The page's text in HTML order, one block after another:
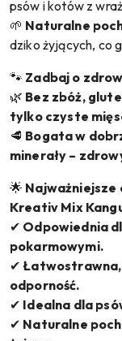
psów i kotów z
🌱 Naturalne
dziko żyjących, co
🐾 Zadbaj o
🌿 Bez zbóż,
tylko czyste
🥩 Bogata w
minerały –
🌟 Najważniejsze
Kreativ Mix
✔ Odpowiednia
pokarmowymi.
✔
odporność.
✔ Idealna dla
✔ Naturalne